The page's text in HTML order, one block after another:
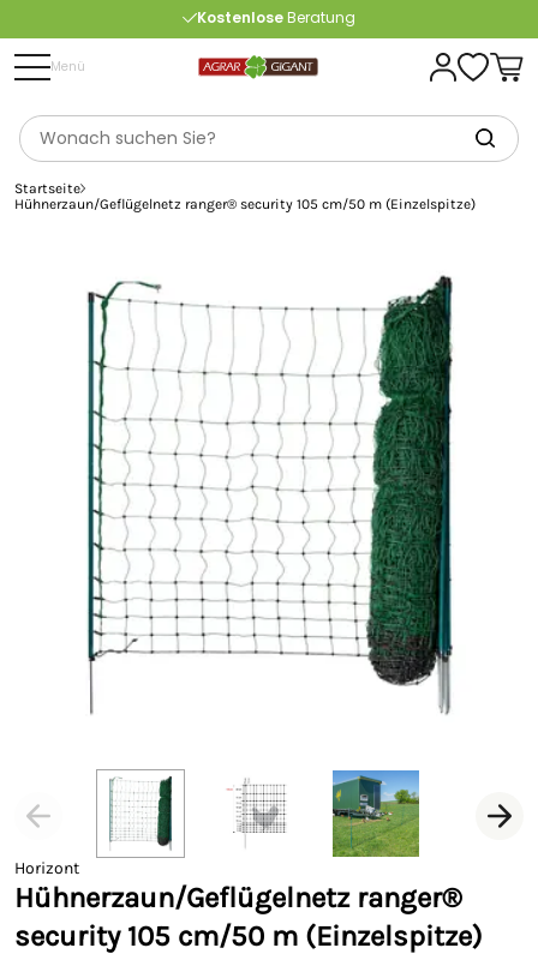
KostenloseBeratung
ab 175 € (in DE) – außer Sperrgut
Menü
Startseite
Hühnerzaun/Geflügelnetz ranger® security 105 cm/50 m (Einzelspitze)
Horizont
Hühnerzaun/Geflügelnetz ranger®
security 105 cm/50 m (Einzelspitze)